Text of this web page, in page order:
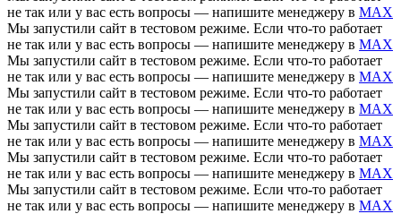
не так или у вас есть вопросы — напишите менеджеру в MAX
Мы запустили сайт в тестовом режиме. Если что-то работает
не так или у вас есть вопросы — напишите менеджеру в MAX
Мы запустили сайт в тестовом режиме. Если что-то работает
не так или у вас есть вопросы — напишите менеджеру в MAX
Мы запустили сайт в тестовом режиме. Если что-то работает
не так или у вас есть вопросы — напишите менеджеру в MAX
Мы запустили сайт в тестовом режиме. Если что-то работает
не так или у вас есть вопросы — напишите менеджеру в MAX
Мы запустили сайт в тестовом режиме. Если что-то работает
не так или у вас есть вопросы — напишите менеджеру в MAX
Мы запустили сайт в тестовом режиме. Если что-то работает
не так или у вас есть вопросы — напишите менеджеру в MAX